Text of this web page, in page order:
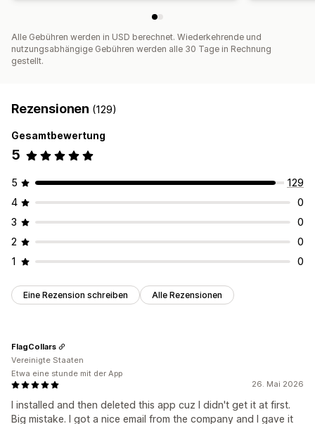
Alle Gebühren werden in USD berechnet. Wiederkehrende und
nutzungsabhängige Gebühren werden alle 30 Tage in Rechnung
gestellt.
Rezensionen (129)
Gesamtbewertung
5
5
129
4
0
3
0
2
0
1
0
Eine Rezension schreiben Alle Rezensionen
26. Mai 2026
I installed and then deleted this app cuz I didn't get it at first.
Big mistake. I got a nice email from the company and I gave it
FlagCollars
Vereinigte Staaten
Etwa eine stunde mit der App